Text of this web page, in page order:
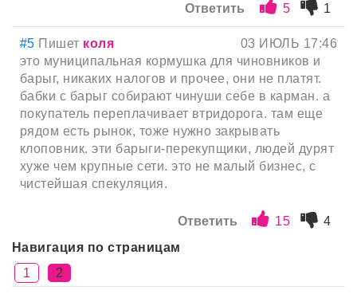
Ответить 5 1
#5 Пишет коля
03 ИЮЛЬ 17:46
это муниципальная кормушка для чиновников и
барыг, никаких налогов и прочее, они не платят.
бабки с барыг собирают чинуши себе в карман. а
покупатель переплачивает втридорога. там еще
рядом есть рынок, тоже нужно закрывать
клоповник. эти барыги-перекупщики, людей дурят
хуже чем крупные сети. это не малый бизнес, с
чистейшая спекуляция.
Ответить 15
4
Навигация по страницам
1
2